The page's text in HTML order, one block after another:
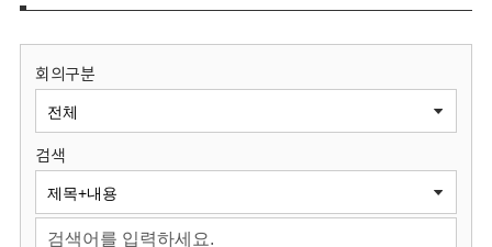
보
원
회
회의구분
검색